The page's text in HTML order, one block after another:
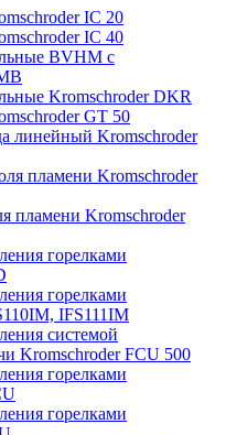
IC 20
IC 40
BVHM с
Kromschroder DKR
GT 50
линейный Kromschroder
пламени Kromschroder
пламени Kromschroder
горелками
горелками
IFS111IM
системой
Kromschroder FCU 500
горелками
горелками